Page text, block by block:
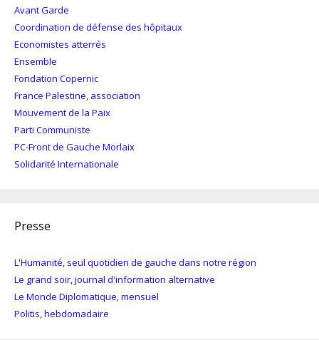
Avant Garde
Coordination de défense des hôpitaux
Economistes atterrés
Ensemble
Fondation Copernic
France Palestine, association
Mouvement de la Paix
Parti Communiste
PC-Front de Gauche Morlaix
Solidarité Internationale
Presse
L'Humanité, seul quotidien de gauche dans notre région
Le grand soir, journal d'information alternative
Le Monde Diplomatique, mensuel
Politis, hebdomadaire